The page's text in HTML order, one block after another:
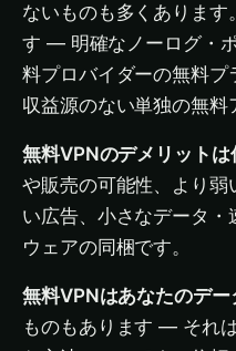
ないものも多くありま
す — 明確なノーログ・
料プロバイダーの無料
収益源のない単独の無料
無料VPNのデメリットは
や販売の可能性、より弱
い広告、小さなデータ
ウェアの同梱です。
無料VPNはあなたのデ
ものもあります — それ